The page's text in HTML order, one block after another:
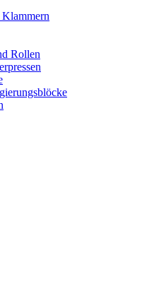
Rollen